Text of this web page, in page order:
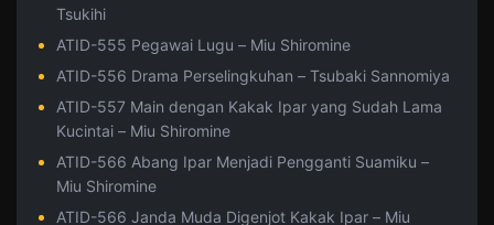
Tsukihi
ATID-555 Pegawai Lugu – Miu Shiromine
ATID-556 Drama Perselingkuhan – Tsubaki Sannomiya
ATID-557 Main dengan Kakak Ipar yang Sudah Lama
Kucintai – Miu Shiromine
ATID-566 Abang Ipar Menjadi Pengganti Suamiku –
Miu Shiromine
ATID-566 Janda Muda Digenjot Kakak Ipar – Miu